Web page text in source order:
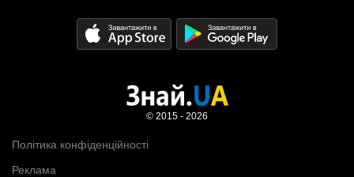
Політика конфіденційності
Реклама
© 2015 - 2026